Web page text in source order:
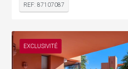
REF: 87107087
EXCLUSIVITÉ